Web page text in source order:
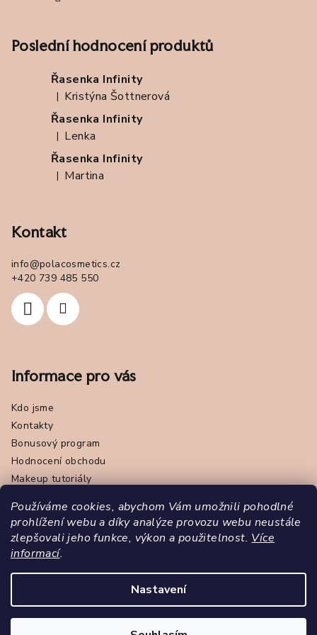
Používáme cookies, abychom Vám umožnili pohodlné
prohlížení webu a díky analýze provozu webu neustále
zlepšovali jeho funkce, výkon a použitelnost. Více
informací.
Nastavení
Poslední hodnocení produktů
Řasenka Infinity
Hodnocení produktu je 5 z 5 hvězdiček.
| Kristýna Šottnerová
Řasenka Infinity
Hodnocení produktu je 5 z 5 hvězdiček.
| Lenka
Řasenka Infinity
Hodnocení produktu je 5 z 5 hvězdiček.
| Martina
Kontakt
info@polacosmetics.cz
+420 739 485 550
Informace pro vás
Kdo jsme
Kontakty
Bonusový program
Hodnocení obchodu
Makeup tutoriály
Online odstoupení od smlouvy
Podmínky ochrany osobních údajů - GDPR
Napište nám